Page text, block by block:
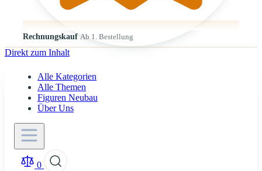
Rechnungskauf Ab 1. Bestellung
Direkt zum Inhalt
Alle Kategorien
Alle Themen
Figuren Neubau
Über Uns
0